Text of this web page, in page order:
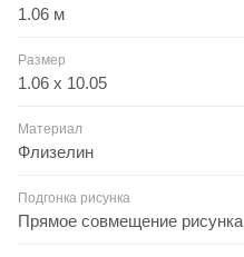
1.06 м
Размер
1.06 x 10.05
Материал
Флизелин
Подгонка рисунка
Прямое совмещение рисунка